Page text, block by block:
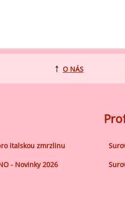
do ovocného
￪ O NÁS
italskou zmrzlinu
- Novinky 2026